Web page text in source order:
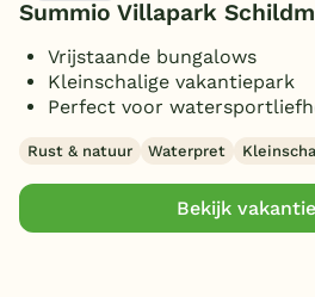
Summio Villapark
Vrijstaande bungalows
Kleinschalige vakantiepark
Perfect voor
Rust & natuur Waterpret
Bekijk